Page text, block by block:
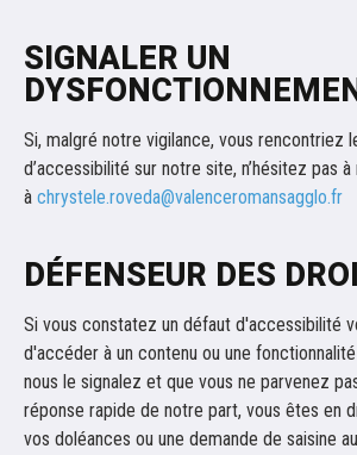
SIGNALER UN
Si, malgré notre vigilance, vous rencontriez
d’accessibilité sur notre site, n’hésitez pas
à chrystele.roveda@valenceromansagglo.fr
DÉFENSEUR DES
Si vous constatez un défaut d'accessibilité
d'accéder à un contenu ou une
nous le signalez et que vous ne parvenez
réponse rapide de notre part, vous êtes en
vos doléances ou une demande de saisine